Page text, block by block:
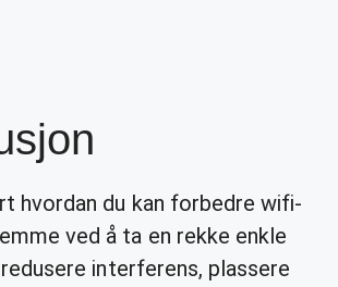
hvordan du kan forbedre wifi-
ved å ta en rekke enkle
interferens, plassere